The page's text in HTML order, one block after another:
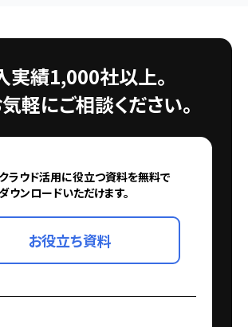
実績1,000社以上。
軽にご相談ください。
クラウド活用に役立つ資料を無料で
ウンロードいただけます。
お役立ち資料